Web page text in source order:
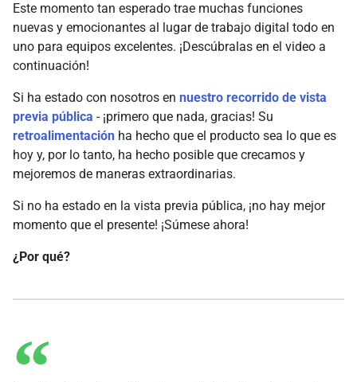
Este momento tan esperado trae muchas funciones
nuevas y emocionantes al lugar de trabajo digital todo en
uno para equipos excelentes. ¡Descúbralas en el video a
continuación!
Si ha estado con nosotros en nuestro recorrido de vista
previa pública - ¡primero que nada, gracias! Su
retroalimentación ha hecho que el producto sea lo que es
hoy y, por lo tanto, ha hecho posible que crecamos y
mejoremos de maneras extraordinarias.
Si no ha estado en la vista previa pública, ¡no hay mejor
momento que el presente! ¡Súmese ahora!
¿Por qué?